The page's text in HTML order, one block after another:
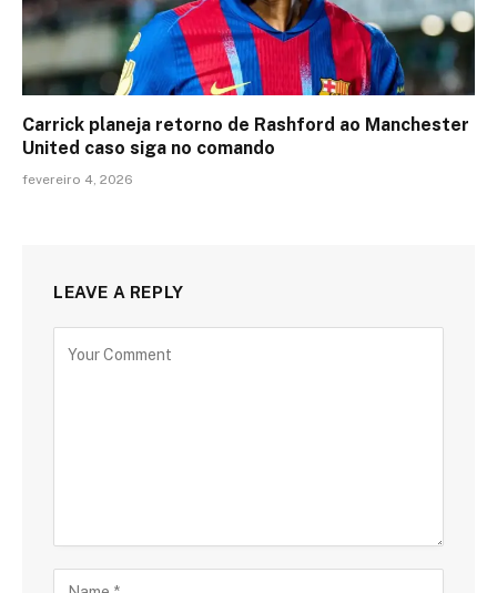
Carrick planeja retorno de Rashford ao Manchester
United caso siga no comando
fevereiro 4, 2026
LEAVE A REPLY